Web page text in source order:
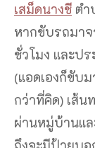
เสม็ดนางชี ตำ
หากขับรถมาจ
ชั่วโมง และป
(แอดเองก็ขับ
กว่าที่คิด) เส้น
ผ่านหมู่บ้านแล